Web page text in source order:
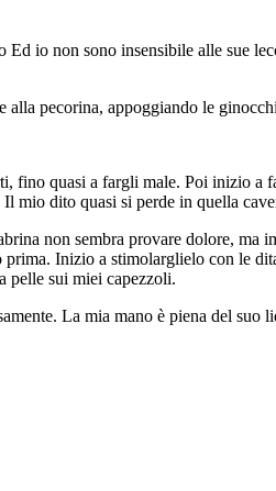
io non sono insensibile alle sue
pecorina, appoggiando le
quasi a fargli male. Poi inizio a
dito quasi si perde in quella
non sembra provare dolore, ma
Inizio a stimolarglielo con le
pelle sui miei capezzoli.
La mia mano è piena del suo